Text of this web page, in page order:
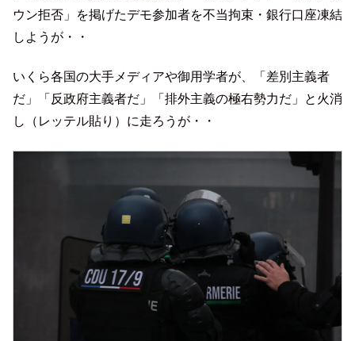
ウン拒否」を掲げたデモ参加者を不当拘束・銀行口座凍結
しようが・・
いくら各国の大手メディアや御用学者が、「差別主義者
だ」「反政府主義者だ」「排外主義の極右勢力だ」と火消
し（レッテル貼り）に走ろうが・・